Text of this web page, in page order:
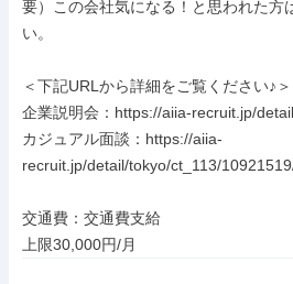
要）この会社気になる！と思われた方
い。
＜下記URLから詳細をご覧ください♪＞
企業説明会：https://aiia-recruit.jp/
カジュアル面談：https://aiia-
recruit.jp/detail/tokyo/ct_113/
交通費：交通費支給
上限30,000円/月